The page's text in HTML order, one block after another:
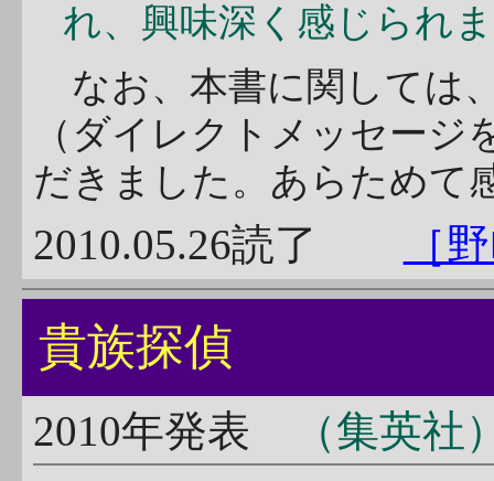
れ、興味深く感じられ
なお、本書に関しては
（ダイレクトメッセー
だきました。あらためて
2010.05.26読了 ［
貴族探偵
2010年発表
（集英社